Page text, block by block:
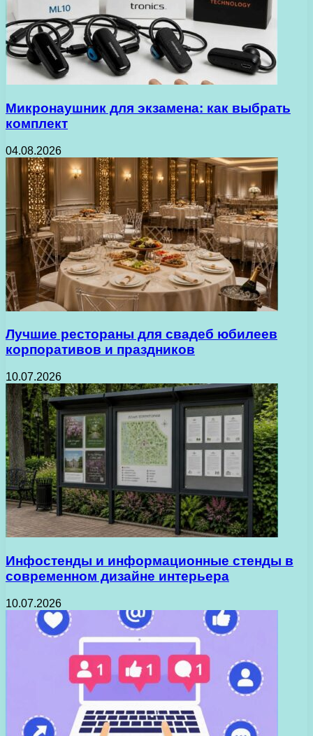
Микронаушник для экзамена: как выбрать
комплект
04.08.2026
Лучшие рестораны для свадеб юбилеев
корпоративов и праздников
10.07.2026
Инфостенды и информационные стенды в
современном дизайне интерьера
10.07.2026